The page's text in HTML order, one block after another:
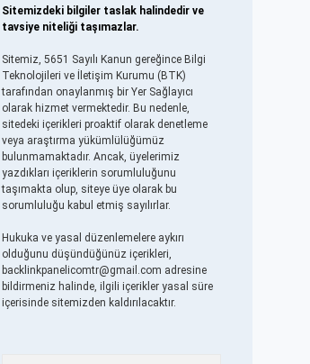
Sitemizdeki bilgiler taslak halindedir ve
tavsiye niteliği taşımazlar.
Sitemiz, 5651 Sayılı Kanun gereğince Bilgi
Teknolojileri ve İletişim Kurumu (BTK)
tarafından onaylanmış bir Yer Sağlayıcı
olarak hizmet vermektedir. Bu nedenle,
sitedeki içerikleri proaktif olarak denetleme
veya araştırma yükümlülüğümüz
bulunmamaktadır. Ancak, üyelerimiz
yazdıkları içeriklerin sorumluluğunu
taşımakta olup, siteye üye olarak bu
sorumluluğu kabul etmiş sayılırlar.
Hukuka ve yasal düzenlemelere aykırı
olduğunu düşündüğünüz içerikleri,
backlinkpanelicomtr@gmail.com adresine
bildirmeniz halinde, ilgili içerikler yasal süre
içerisinde sitemizden kaldırılacaktır.